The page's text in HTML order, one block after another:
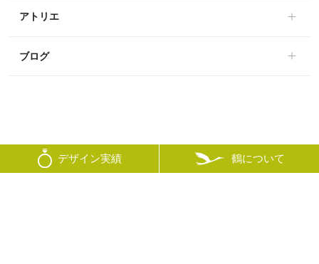
デザイン実績 鶴について
アトリエ
ブログ